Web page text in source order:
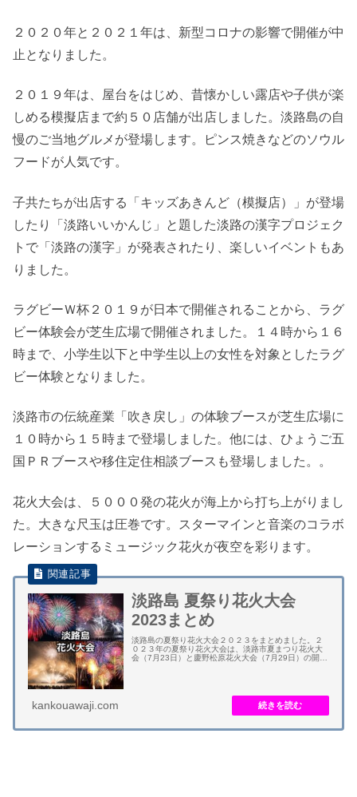
２０２０年と２０２１年は、新型コロナの影響で開催が中
止となりました。
２０１９年は、屋台をはじめ、昔懐かしい露店や子供が楽
しめる模擬店まで約５０店舗が出店しました。淡路島の自
慢のご当地グルメが登場します。ピンス焼きなどのソウル
フードが人気です。
子共たちが出店する「キッズあきんど（模擬店）」が登場
したり「淡路いいかんじ」と題した淡路の漢字プロジェク
トで「淡路の漢字」が発表されたり、楽しいイベントもあ
りました。
ラグビーＷ杯２０１９が日本で開催されることから、ラグ
ビー体験会が芝生広場で開催されました。１４時から１６
時まで、小学生以下と中学生以上の女性を対象としたラグ
ビー体験となりました。
淡路市の伝統産業「吹き戻し」の体験ブースが芝生広場に
１０時から１５時まで登場しました。他には、ひょうご五
国ＰＲブースや移住定住相談ブースも登場しました。。
花火大会は、５０００発の花火が海上から打ち上がりまし
た。大きな尺玉は圧巻です。スターマインと音楽のコラボ
レーションするミュージック花火が夜空を彩ります。
淡路島 夏祭り花火大会
2023まとめ
淡路島の夏祭り花火大会２０２３をまとめました。２
０２３年の夏祭り花火大会は、淡路市夏まつり花火大
会（7月23日）と慶野松原花火大会（7月29日）の開催
kankouawaji.com